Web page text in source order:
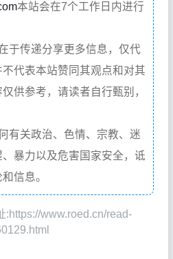
本站会在7个工作日内进行
于传递分享更多信息，仅代
代表本站赞同其观点和对其
供参考，请读者自行甄别，
有关政治、色情、宗教、迷
暴力以及危害国家安全，诋
信息。
:https://www.roed.cn/read-